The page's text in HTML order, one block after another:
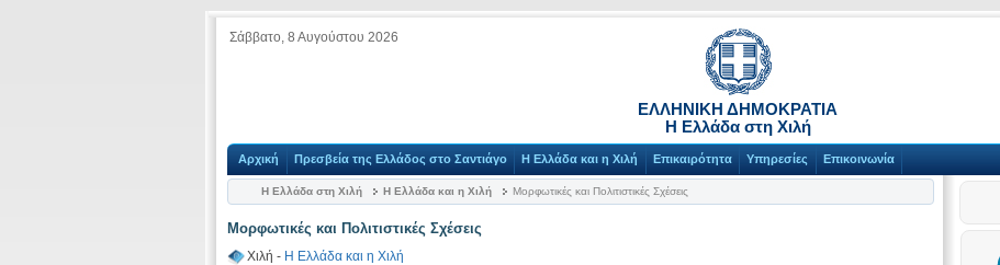
Σάββατο, 8 Αυγούστου 2026
ΕΛΛΗΝΙΚΗ ΔΗΜΟΚΡΑΤΙΑ
Η Ελλάδα στη Χιλή
Αρχική Πρεσβεία της Ελλάδος στο Σαντιάγο Η Ελλάδα και η Χιλή Επικαιρότητα Υπηρεσίες Επικοινωνία
Η Ελλάδα στη Χιλή Η Ελλάδα και η Χιλή Μορφωτικές και Πολιτιστικές Σχέσεις
Μορφωτικές και Πολιτιστικές Σχέσεις
Χιλή - Η Ελλάδα και η Χιλή